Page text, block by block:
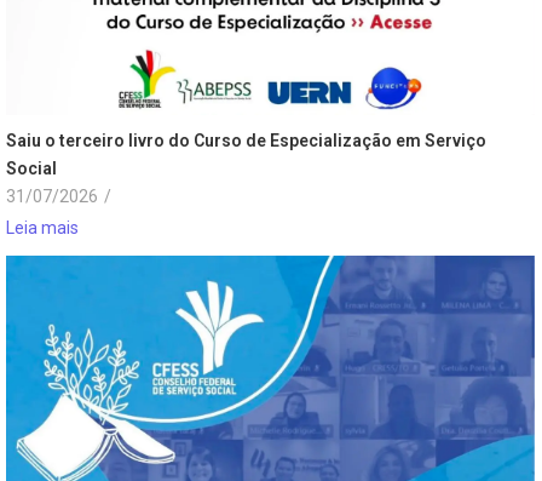
Saiu o terceiro livro do Curso de Especialização em Serviço
Social
31/07/2026 /
Leia mais